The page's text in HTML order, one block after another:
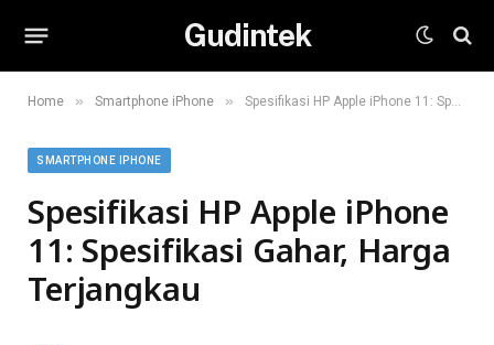
Gudintek
Home » Smartphone iPhone » Spesifikasi HP Apple iPhone 11: Spesifikasi Gahar, Harga Terjangkau
SMARTPHONE IPHONE
Spesifikasi HP Apple iPhone
11: Spesifikasi Gahar, Harga
Terjangkau